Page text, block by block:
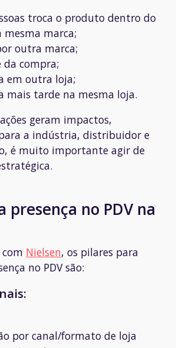
troca o produto dentro do
marca;
outra marca;
da compra;
em outra loja;
mais tarde na mesma loja.
geram impactos,
a indústria, distribuidor e
é muito importante agir de
presença no PDV na
Nielsen, os pilares para
no PDV são:
por canal/formato de loja